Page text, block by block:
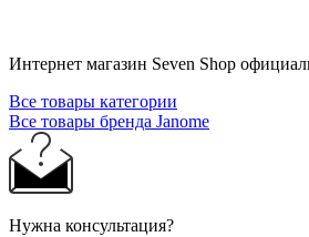
Интернет магазин Seven Shop
Все товары категории
Все товары бренда Janome
Нужна консультация?